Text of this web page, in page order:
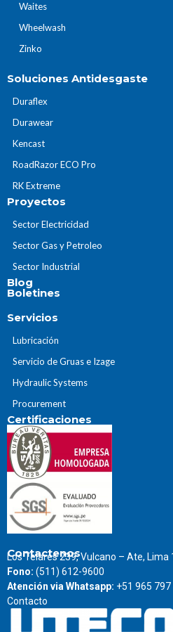
Waites
Wheelwash
Zinko
Soluciones Antidesgaste
Duraflex
Durawear
Kencast
RoadRazor ECO Pro
RK Extreme
Proyectos
Sector Electricidad
Sector Gas y Petroleo
Sector Industrial
Blog
Boletines
Servicios
Lubricación
Servicio de Gruas e Izage
Hydraulic Systems
Procurement
Certificaciones
Contactenos
Los Telares 239, Vulcano – Ate, Lima
Fono: (511) 612-9600
Atención via Whatsapp: +51 965 797
Contacto